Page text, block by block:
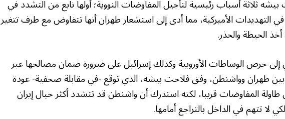
ثلاثة أسباب رئيسية لتأجيل المفاوضات النووية؛ أولها نابع من التشدد في
التهديدات الأميركية، مما أدى إلى استشعار طهران أنها تتفاوض مع طرف تتغير
الحيطة والحذر.
إلى حرص الوساطات الأوروبية وكذلك إسرائيل على ضرورة ضمان مصالحها عبر
بين طهران وواشنطن، وفق فلاحت بيشه، الذي توقع -في مقابلة صحفية- عودة
طاولة المفاوضات قريبا، لكنه استدرك أن واشنطن قد تتشدد أكثر حيال إيران
لا تتهم في الداخل بالتراجع أمامها.